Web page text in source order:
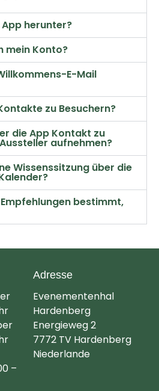
herunter?
mein Konto?
E-Mail
zu Besuchern?
die App Kontakt zu
aufnehmen?
Wissenssitzung über die
bestimmt,
–
Adresse
Evenementenhal
Hardenberg
Energieweg 2
7772 TV Hardenberg
Niederlande